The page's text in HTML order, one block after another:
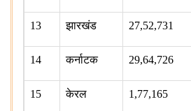
13 झारखंड 27,52,731
14 कर्नाटक 29,64,726
15 केरल 1,77,165